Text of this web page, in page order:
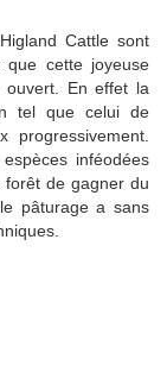
Cattle sont
que cette joyeuse
En effet la
tel que celui de
inféodées
de gagner du
pâturage a sans